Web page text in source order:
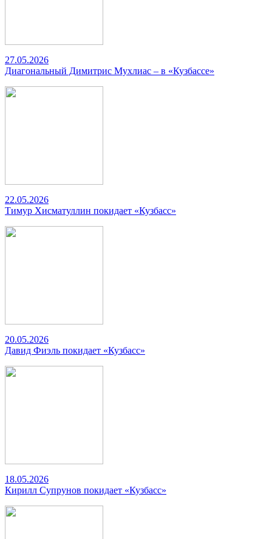
27.05.2026
Диагональный Димитрис Мухлиас – в «Кузбассе»
22.05.2026
Тимур Хисматуллин покидает «Кузбасс»
20.05.2026
Давид Фиэль покидает «Кузбасс»
18.05.2026
Кирилл Супрунов покидает «Кузбасс»